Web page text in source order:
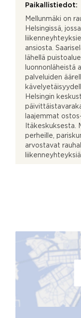
Paikallistiedot:
Mellunmäki on
Helsingissä,
ansiosta.
lähellä
luonnonläheistä
palveluiden
Helsingin
laajemmat
Itäkeskuksesta.
perheille,
arvostavat
liikenneyhteyksiä.